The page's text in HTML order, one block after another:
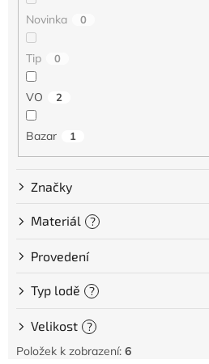
Novinka 0
Tip 0
VO 2
Bazar 1
Značky
Materiál ?
Provedení
Typ lodě ?
Velikost ?
Položek k zobrazení: 6